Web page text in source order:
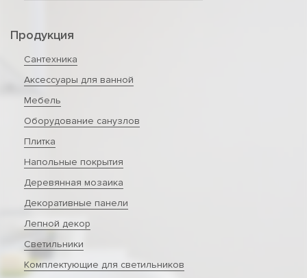
Продукция
Сантехника
Аксессуары для ванной
Мебель
Оборудование санузлов
Плитка
Напольные покрытия
Деревянная мозаика
Декоративные панели
Лепной декор
Светильники
Комплектующие для светильников